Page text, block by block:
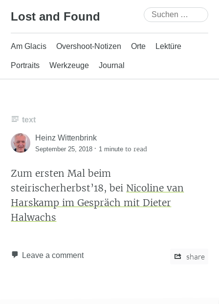
Lost and Found
Suchen
nach:
Am Glacis Overshoot-Notizen Orte Lektüre
Portraits Werkzeuge Journal
text
Heinz Wittenbrink
September 25, 2018 · 1 minute to read
Zum ersten Mal beim
steirischerherbst’18, bei Nicoline van
Harskamp im Gespräch mit Dieter
Halwachs
Leave a comment share